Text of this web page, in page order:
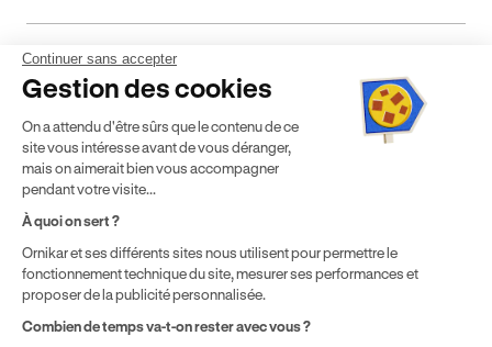
Mentions légales CGV CGU Politique de confidentialité
* Détail des conditions de nos offres
localisation géographique et du type de formules que vous
achetez comme détaillé dans nosConditions Générales de
Vente.
Continuer sans accepter
Gestion des cookies
On a attendu d'être sûrs que le contenu de ce
site vous intéresse avant de vous déranger,
mais on aimerait bien vous accompagner
pendant votre visite...
À quoi on sert ?
Ornikar et ses différents sites nous utilisent pour permettre le
fonctionnement technique du site, mesurer ses performances et
proposer de la publicité personnalisée.
Combien de temps va-t-on rester avec vous ?